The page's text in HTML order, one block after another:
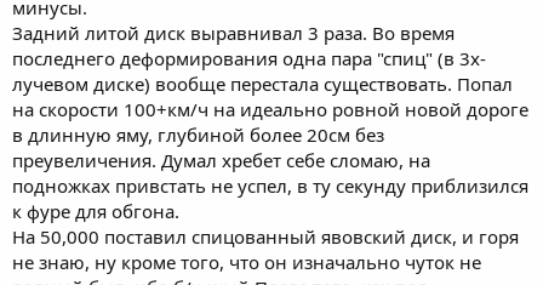
минусы.
Задний литой диск выравнивал 3 раза. Во время
последнего деформирования одна пара "спиц" (в 3х-
лучевом диске) вообще перестала существовать. Попал
на скорости 100+км/ч на идеально ровной новой дороге
в длинную яму, глубиной более 20см без
преувеличения. Думал хребет себе сломаю, на
подножках привстать не успел, в ту секунду приблизился
к фуре для обгона.
На 50,000 поставил спицованный явовский диск, и горя
не знаю, ну кроме того, что он изначально чуток не